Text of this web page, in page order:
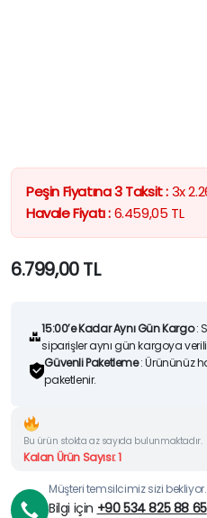
Peşin Fiyatına 3 Taksit :3x
Havale Fiyatı :6.459,05 TL
6.799,00TL
15:00’e Kadar Aynı Gün Kargo:
siparişler aynı gün kargoya
Güvenli Paketleme: Ürününüz
paketlenir.
Bu ürün stokta az sayıda bulunmaktadır.
Kalan Ürün Sayısı: 1
Müşteri temsilcimiz sizi bekliyor.
Bilgi için +90 534 825 88 65